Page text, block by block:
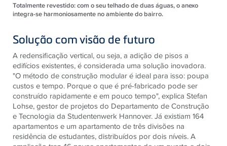
Totalmente revestido: com o seu telhado de duas águas, o anexo
integra-se harmoniosamente no ambiente do bairro.
Solução com visão de futuro
A redensificação vertical, ou seja, a adição de pisos a
edifícios existentes, é considerada uma solução inovadora.
"O método de construção modular é ideal para isso: poupa
custos e tempo. Porque o que é pré-fabricado pode ser
construído rapidamente e em pouco tempo", explica Stefan
Lohse, gestor de projetos do Departamento de Construção
e Tecnologia da Studentenwerk Hannover. Já existiam 164
apartamentos e um apartamento de três divisões na
residência de estudantes, distribuídos por dois níveis. A